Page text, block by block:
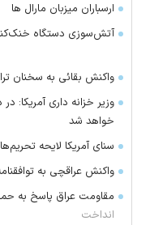
ارسباران میزبان مارال ها
آتش‌سوزی دستگاه
واکنش بقائی به سخنان
وزیر خزانه داری آمریکا:
خواهد شد
سنای آمریکا لایحه
واکنش عراقچی به
مقاومت عراق پاسخ به
انداخت